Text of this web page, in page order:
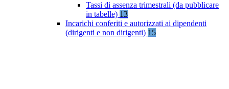
Tassi di assenza trimestrali (da pubblicare
in tabelle) 13
Incarichi conferiti e autorizzati ai dipendenti
(dirigenti e non dirigenti) 15